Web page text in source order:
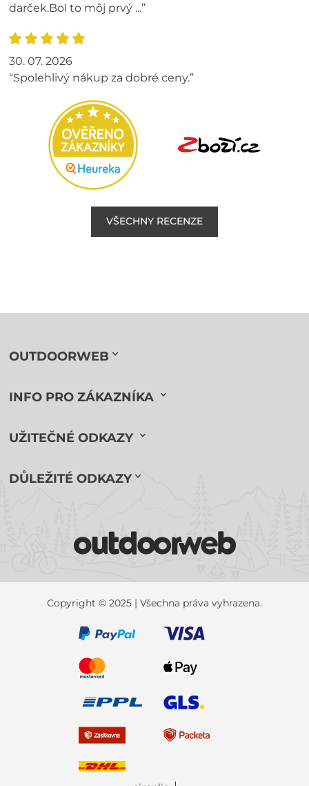
darček.Bol to môj prvý ...”
30. 07. 2026
“Spolehlivý nákup za dobré ceny.”
VŠECHNY RECENZE
OUTDOORWEB
INFO PRO ZÁKAZNÍKA
UŽITEČNÉ ODKAZY
DŮLEŽITÉ ODKAZY
Copyright © 2025 | Všechna práva vyhrazena.